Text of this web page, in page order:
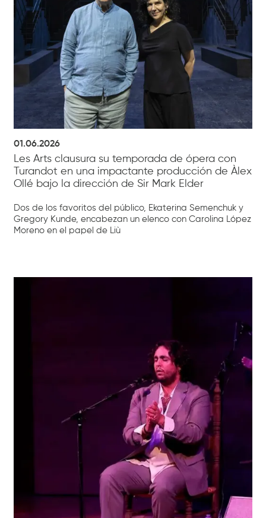
01.06.2026
Les Arts clausura su temporada de ópera con
Turandot en una impactante producción de Àlex
Ollé bajo la dirección de Sir Mark Elder
Dos de los favoritos del público, Ekaterina Semenchuk y
Gregory Kunde, encabezan un elenco con Carolina López
Moreno en el papel de Liù